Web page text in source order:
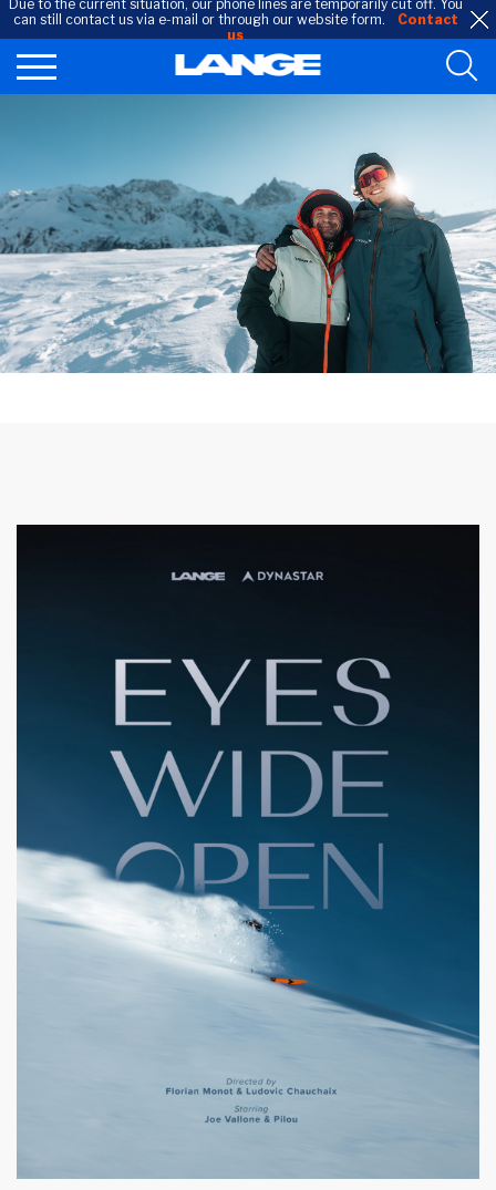
Due to the current situation, our phone lines are temporarily cut off. You
can still contact us via e-mail or through our website form.
Contact
us